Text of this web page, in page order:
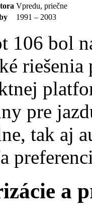
Vpredu, priečne
1991 – 2003
106 bol
riešenia
pre
tak aj
a